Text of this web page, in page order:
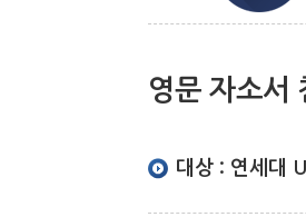
영문 자소서
대상 : 연세대